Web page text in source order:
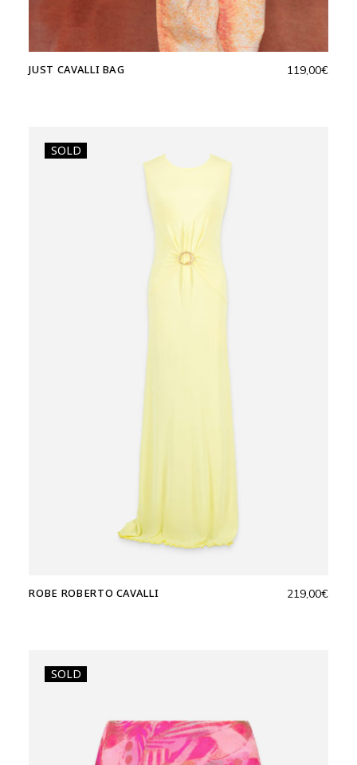
JUST CAVALLI BAG 119,00€
SOLD
ROBE ROBERTO CAVALLI 219,00€
SOLD